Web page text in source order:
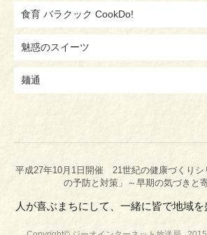
食育 バラクック CookDo!
魅惑のスイーツ
麺通
平成27年10月1日開催 21世紀の健康づくりシ
の予防と対策」～早期の気づきと
人が喜ぶまちにして、一緒に皆で地域を